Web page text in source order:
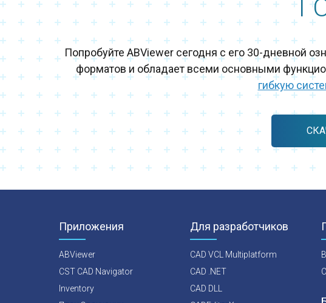
Попробуйте ABViewer сегодня с его 30-дневной
форматов и обладает всеми основными
гибкую
Приложения
ABViewer
CST CAD Navigator
Inventory
Для разработчиков
CAD VCL Multiplatform
CAD .NET
CAD DLL